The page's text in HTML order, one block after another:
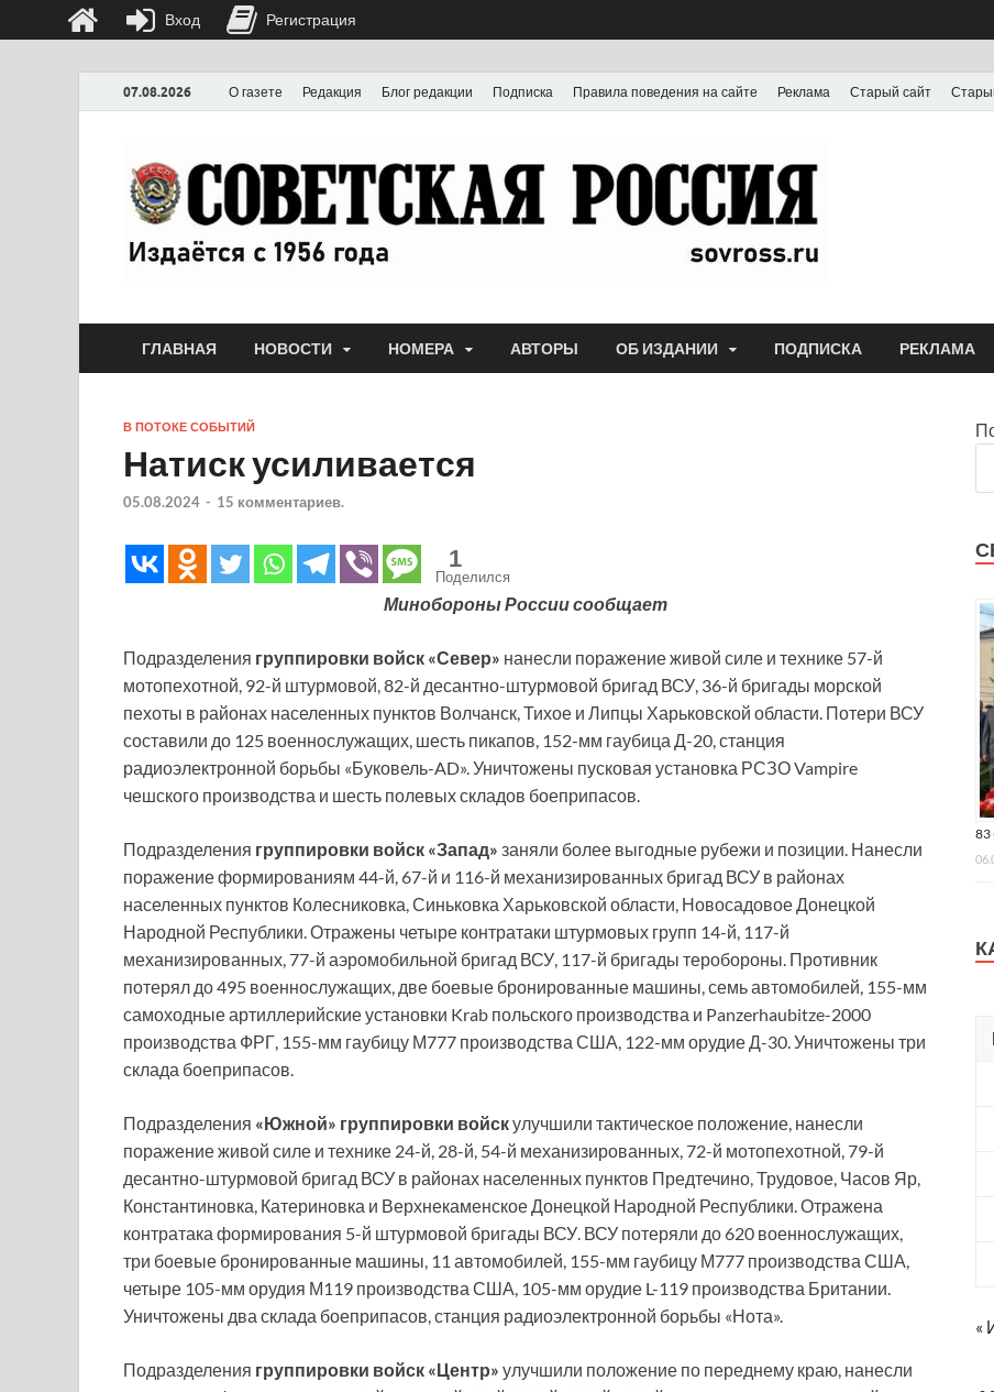
07.08.2026 О газете Редакция Блог редакции Подписка Правила поведения на сайте Реклама Старый сайт
Выпускается с
ГЛАВНАЯ НОВОСТИ НОМЕРА АВТОРЫ ОБ ИЗДАНИИ ПОДПИСКА РЕКЛАМА
В ПОТОКЕ СОБЫТИЙ
Натиск усиливается
05.08.2024 - 15 комментариев.
1
Поделился
Минобороны России сообщает
Подразделения группировки войск «Север» нанесли поражение живой силе и технике 57-й
мотопехотной, 92-й штурмовой, 82-й десантно-штурмовой бригад ВСУ, 36-й бригады морской
пехоты в районах населенных пунктов Волчанск, Тихое и Липцы Харьковской области. Потери ВСУ
составили до 125 военнослужащих, шесть пикапов, 152-мм гаубица Д-20, станция
радиоэлектронной борьбы «Буковель-AD». Уничтожены пусковая установка РСЗО Vampire
чешского производства и шесть полевых складов боеприпасов.
Подразделения группировки войск «Запад» заняли более выгодные рубежи и позиции. Нанесли
поражение формированиям 44-й, 67-й и 116-й механизированных бригад ВСУ в районах
населенных пунктов Колесниковка, Синьковка Харьковской области, Новосадовое Донецкой
Народной Республики. Отражены четыре контратаки штурмовых групп 14-й, 117-й
механизированных, 77-й аэромобильной бригад ВСУ, 117-й бригады теробороны. Противник
потерял до 495 военнослужащих, две боевые бронированные машины, семь автомобилей, 155-мм
самоходные артиллерийские установки Krab польского производства и Panzerhaubitze-2000
производства ФРГ, 155-мм гаубицу М777 производства США, 122-мм орудие Д-30. Уничтожены три
склада боеприпасов.
Подразделения «Южной» группировки войскулучшили тактическое положение, нанесли
поражение живой силе и технике 24-й, 28-й, 54-й механизированных, 72-й мотопехотной, 79-й
десантно-штурмовой бригад ВСУ в районах населенных пунктов Предтечино, Трудовое, Часов Яр,
Константиновка, Катериновка и Верхнекаменское Донецкой Народной Республики. Отражена
контратака формирования 5-й штурмовой бригады ВСУ. ВСУ потеряли до 620 военнослужащих,
три боевые бронированные машины, 11 автомобилей, 155-мм гаубицу М777 производства США,
четыре 105-мм орудия М119 производства США, 105-мм орудие L-119 производства Британии.
Уничтожены два склада боеприпасов, станция радиоэлектронной борьбы «Нота».
Подразделения группировки войск «Центр» улучшили положение по переднему краю, нанесли
83
«
Вход Регистрация